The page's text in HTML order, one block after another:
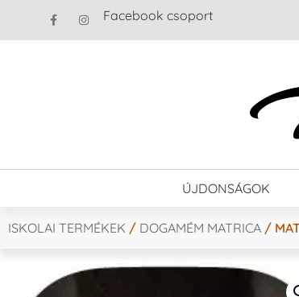
Facebook csoport
ÚJDONSÁGOK
ISKOLAI TERMÉKEK / DOGAMÉM MATRICA /